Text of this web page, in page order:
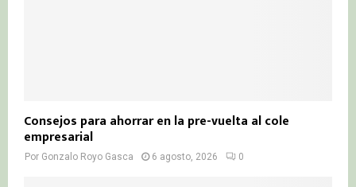
Consejos para ahorrar en la pre-vuelta al cole
empresarial
Por Gonzalo Royo Gasca 6 agosto, 2026 0